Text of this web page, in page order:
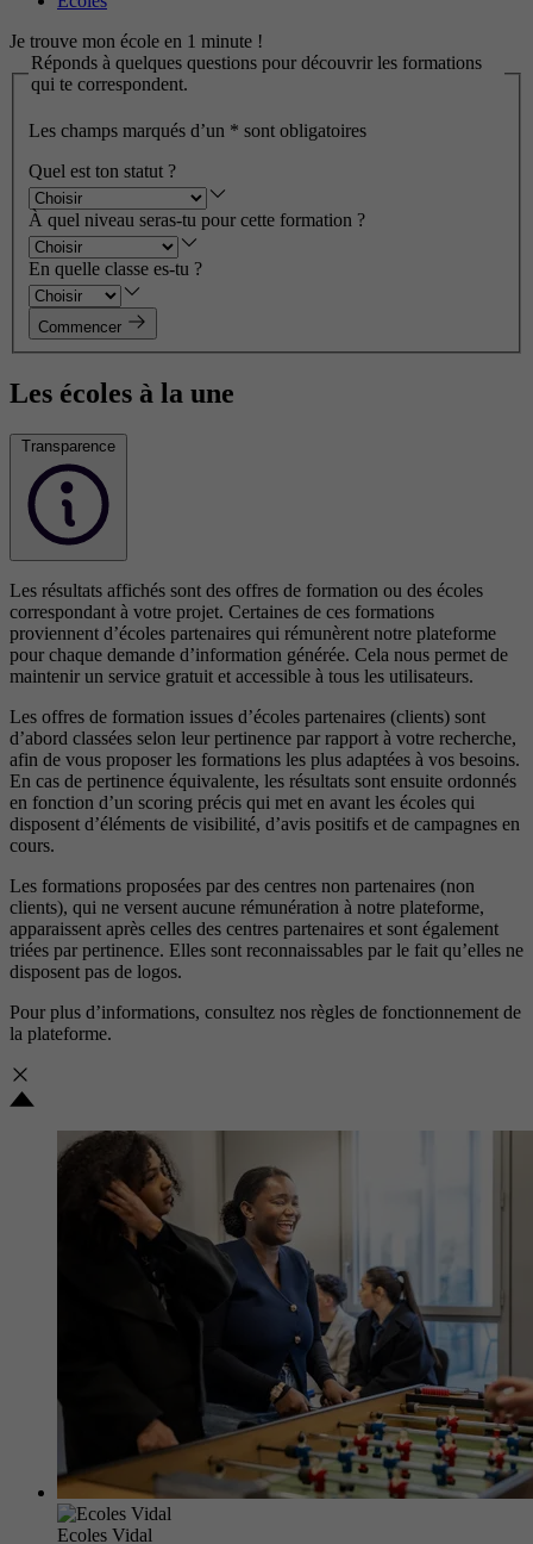
Je trouve mon école en 1 minute !
Réponds à quelques questions pour découvrir les formations
qui te correspondent.
Les champs marqués d’un * sont obligatoires
Quel est ton statut ?
À quel niveau seras-tu pour cette formation ?
En quelle classe es-tu ?
Commencer
Les écoles à la une
Transparence
Les résultats affichés sont des offres de formation ou des écoles
correspondant à votre projet. Certaines de ces formations
proviennent d’écoles partenaires qui rémunèrent notre plateforme
pour chaque demande d’information générée. Cela nous permet de
maintenir un service gratuit et accessible à tous les utilisateurs.
Les offres de formation issues d’écoles partenaires (clients) sont
d’abord classées selon leur pertinence par rapport à votre recherche,
afin de vous proposer les formations les plus adaptées à vos besoins.
En cas de pertinence équivalente, les résultats sont ensuite ordonnés
en fonction d’un scoring précis qui met en avant les écoles qui
disposent d’éléments de visibilité, d’avis positifs et de campagnes en
cours.
Les formations proposées par des centres non partenaires (non
clients), qui ne versent aucune rémunération à notre plateforme,
apparaissent après celles des centres partenaires et sont également
triées par pertinence. Elles sont reconnaissables par le fait qu’elles ne
disposent pas de logos.
Pour plus d’informations, consultez nos règles de fonctionnement de
la plateforme.
Ecoles Vidal